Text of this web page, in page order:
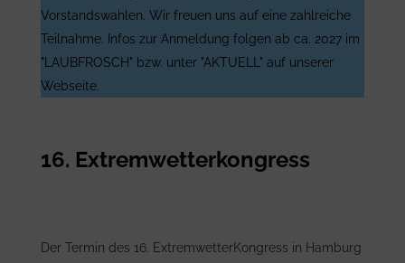
Vorstandswahlen. Wir freuen uns auf eine zahlreiche
Teilnahme. Infos zur Anmeldung folgen ab ca. 2027 im
"LAUBFROSCH" bzw. unter "AKTUELL" auf unserer
Webseite.
16. Extremwetterkongress
Der Termin des 16. ExtremwetterKongress in Hamburg